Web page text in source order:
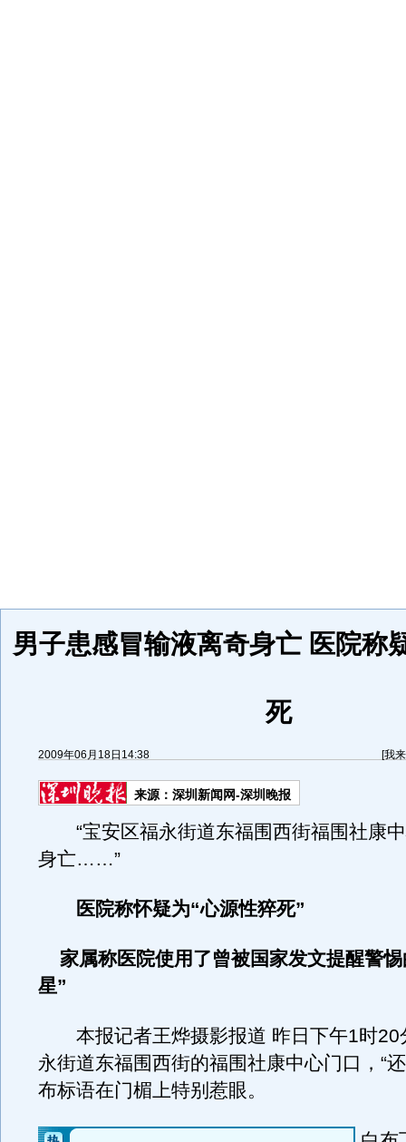
男子患感冒输液离奇身亡 医院称
死
2009年06月18日14:38 [我
来源： 深圳新闻网-深圳晚报
“宝安区福永街道东福围西街福围社康
身亡……”
医院称怀疑为“心源性猝死”
家属称医院使用了曾被国家发文提醒警惕
星”
本报记者王烨摄影报道 昨日下午1时20
永街道东福围西街的福围社康中心门口，“
布标语在门楣上特别惹眼。